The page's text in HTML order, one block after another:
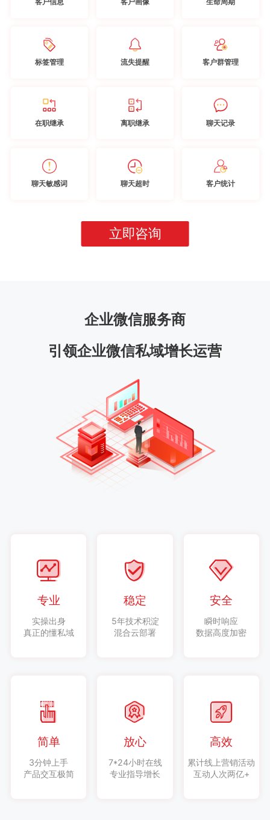
标签管理 流失提醒 客户群管理
在职继承 离职继承 聊天记录
聊天敏感词 聊天超时 客户统计
立即咨询
企业微信服务商
引领企业微信私域增长运营
专业
实操出身
真正的懂私域
稳定
5年技术积淀
混合云部署
安全
瞬时响应
数据高度加密
简单
3分钟上手
产品交互极简
放心
7*24小时在线
专业指导增长
高效
累计线上营销活动
互动人次两亿+